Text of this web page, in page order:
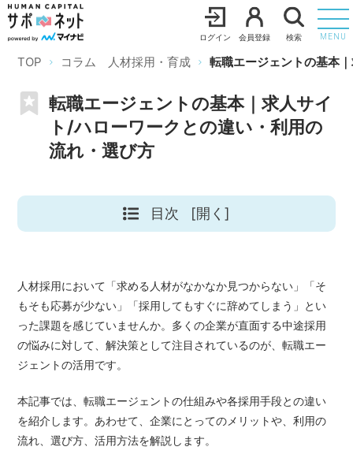
ログイン 会員登録 検索 MENU
TOP コラム 人材採用・育成 転職エージェントの基本
転職エージェントの基本｜求人サイ
ト/ハローワークとの違い・利用の
流れ・選び方
目次 [開く]
人材採用において「求める人材がなかなか見つからない」「そ
もそも応募が少ない」「採用してもすぐに辞めてしまう」とい
った課題を感じていませんか。多くの企業が直面する中途採用
の悩みに対して、解決策として注目されているのが、転職エー
ジェントの活用です。
本記事では、転職エージェントの仕組みや各採用手段との違い
を紹介します。あわせて、企業にとってのメリットや、利用の
流れ、選び方、活用方法を解説します。